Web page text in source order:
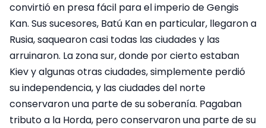
convirtió en presa fácil para el imperio de Gengis
Kan. Sus sucesores, Batú Kan en particular, llegaron a
Rusia, saquearon casi todas las ciudades y las
arruinaron. La zona sur, donde por cierto estaban
Kiev y algunas otras ciudades, simplemente perdió
su independencia, y las ciudades del norte
conservaron una parte de su soberanía. Pagaban
tributo a la Horda, pero conservaron una parte de su